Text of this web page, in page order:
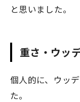
と思いました。
重さ・ウッ
個人的に、ウッ
た。